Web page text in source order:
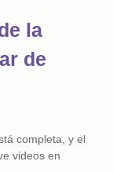
la
de
completa, y el
videos en